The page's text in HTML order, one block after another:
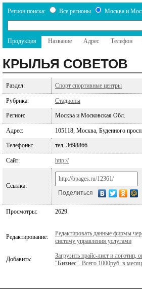
Регион поиска: Все регионы Москва и
Продукция Название Адрес Телефон
КРЫЛЬЯ СОВЕТОВ
Раздел: Спорт спортивные центры
Рубрика: Стадионы
Регион: Москва и Московская Обл.
Адрес: 105118, Москва, Буденного
Телефоны: тел. 3698866
Сайт: http://
Ссылка:
Поделиться
Просмотры: 2629
Редактирование:
Редактировать данные фирмы
систему управления услугами
Добавить:
Загрузить прайс-лист и логотип,
"Бизнес". Всего 1000руб. в месяц